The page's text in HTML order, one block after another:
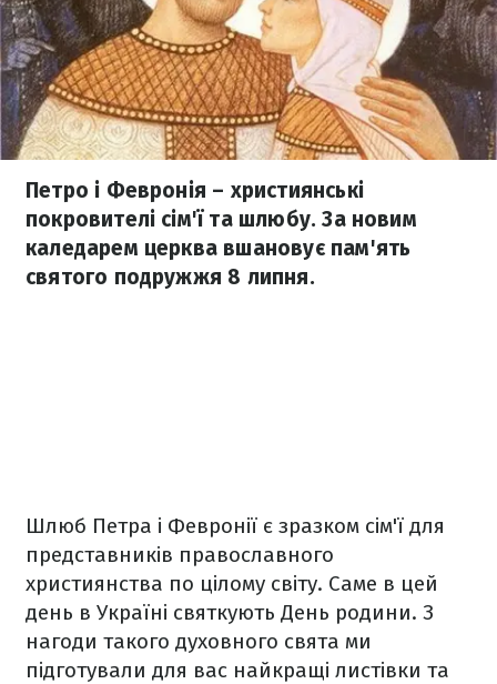
Петро і Февронія – християнські
покровителі сім'ї та шлюбу. За новим
каледарем церква вшановує пам'ять
святого подружжя 8 липня.
Шлюб Петра і Февронії є зразком сім'ї для
представників православного
християнства по цілому світу. Саме в цей
день в Україні святкують День родини. З
нагоди такого духовного свята ми
підготували для вас найкращі листівки та